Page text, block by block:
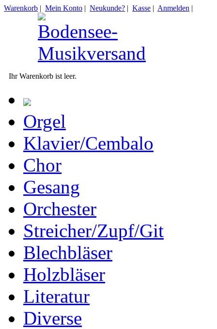
Warenkorb | Mein Konto | Neukunde? | Kasse | Anmelden |
Ihr Warenkorb ist leer.
Orgel
Klavier/Cembalo
Chor
Gesang
Orchester
Streicher/Zupf/Git
Blechbläser
Holzbläser
Literatur
Diverse